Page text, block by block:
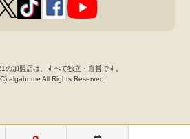
の加盟店は、すべて独立・自営です。
algahome All Rights Reserved.